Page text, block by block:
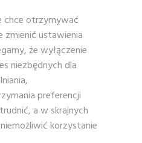
chce otrzymywać
zmienić ustawienia
że wyłączenie
niezbędnych dla
preferencji
a w skrajnych
korzystanie